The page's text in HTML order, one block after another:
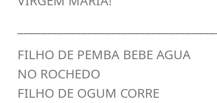
FILHO DE PEMBA BEBE AGUA
NO ROCHEDO
FILHO DE OGUM CORRE